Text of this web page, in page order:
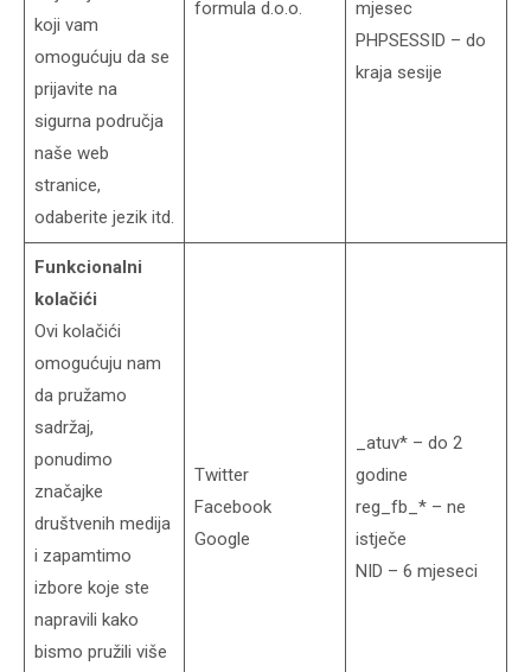
koji vam
omogućuju da se
prijavite na
sigurna područja
naše web
stranice,
odaberite jezik itd.
formula d.o.o.
mjesec
PHPSESSID – do
kraja sesije
Funkcionalni
kolačići
Ovi kolačići
omogućuju nam
da pružamo
sadržaj,
ponudimo
značajke
društvenih medija
i zapamtimo
izbore koje ste
napravili kako
bismo pružili više
Twitter
Facebook
Google
_atuv* – do 2
godine
reg_fb_* – ne
istječe
NID – 6 mjeseci